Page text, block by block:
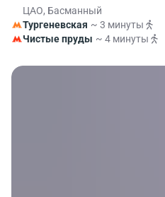
ЦАО, Басманный
Тургеневская ~ 3 минуты
Чистые пруды ~ 4 минуты